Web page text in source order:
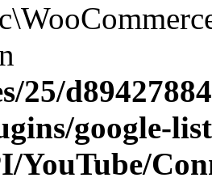
25/
google-
YouTube/